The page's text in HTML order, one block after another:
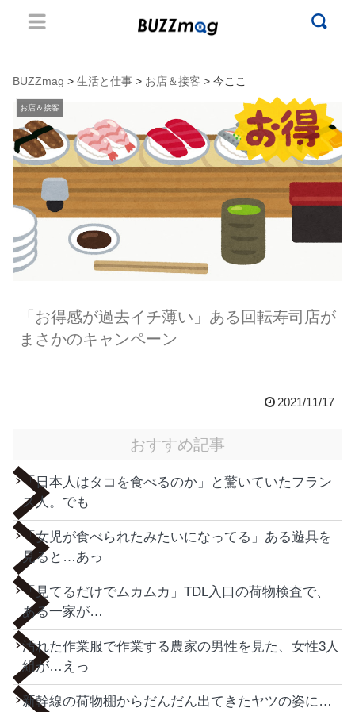
BUZZmag > 生活と仕事 > お店＆接客 > 今ここ
お店＆接客
「お得感が過去イチ薄い」ある回転寿司店が
まさかのキャンペーン
2021/11/17
おすすめ記事
「日本人はタコを食べるのか」と驚いていたフラン
ス人。でも
「女児が食べられたみたいになってる」ある遊具を
見ると…あっ
「見てるだけでムカムカ」TDL入口の荷物検査で、
ある一家が…
汚れた作業服で作業する農家の男性を見た、女性3人
組が…えっ
新幹線の荷物棚からだんだん出てきたヤツの姿に…